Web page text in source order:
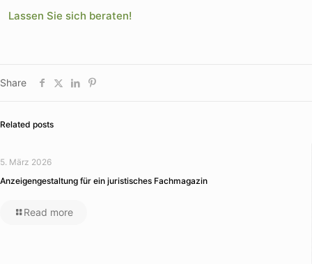
Lassen Sie sich beraten!
Share
Related posts
5. März 2026
Anzeigengestaltung für ein juristisches Fachmagazin
Read more